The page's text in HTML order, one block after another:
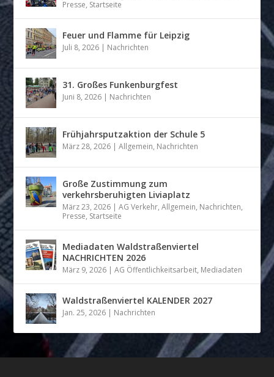
Presse, Startseite
Feuer und Flamme für Leipzig
Juli 8, 2026 | Nachrichten
31. Großes Funkenburgfest
Juni 8, 2026 | Nachrichten
Frühjahrsputzaktion der Schule 5
März 28, 2026 |Allgemein, Nachrichten
Große Zustimmung zum
verkehrsberuhigten Liviaplatz
März 23, 2026 |AG Verkehr,Allgemein, Nachrichten,
Presse, Startseite
Mediadaten Waldstraßenviertel
NACHRICHTEN 2026
März 9, 2026 |AG Öffentlichkeitsarbeit, Mediadaten
Waldstraßenviertel KALENDER 2027
Jan. 25, 2026 | Nachrichten